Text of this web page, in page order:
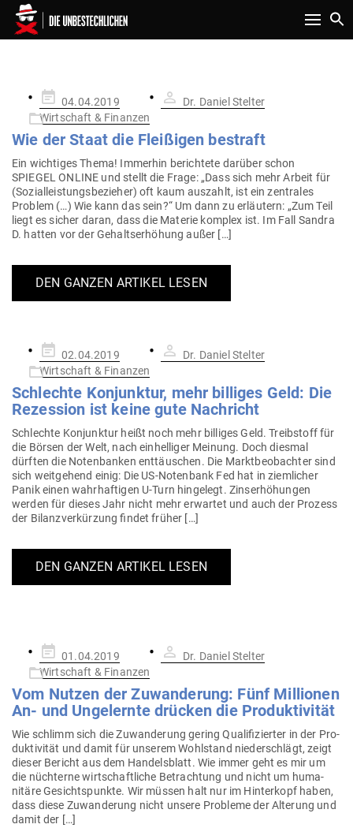
Toggle
SCHLAGWORT:
Gepostet
am
04.04.2019
Dr. Daniel Stelter
Wirtschaft & Finanzen
Wie der Staat die Flei­ßigen bestraft
Ein wich­tiges Thema! Immerhin berichtete darüber schon
SPIEGEL ONLINE und stellt die Frage: „Dass sich mehr Arbeit für
(Sozi­al­leis­tungs­be­zieher) oft kaum aus­zahlt, ist ein zen­trales
Problem (…) Wie kann das sein?“ Um dann zu erläutern: „Zum Teil
liegt es sicher daran, dass die Materie komplex ist. Im Fall Sandra
D. hatten vor der Gehalts­er­höhung außer […]
DEN GANZEN ARTIKEL LESEN
Gepostet
am
02.04.2019
Dr. Daniel Stelter
Wirtschaft & Finanzen
Schlechte Kon­junktur, mehr bil­liges Geld: Die
Rezession ist keine gute Nachricht
Schlechte Kon­junktur heißt noch mehr bil­liges Geld. Treib­stoff für
die Börsen der Welt, nach ein­hel­liger Meinung. Doch diesmal
dürften die Noten­banken ent­täu­schen. Die Markt­be­ob­achter sind
sich weit­gehend einig: Die US-Notenbank Fed hat in ziem­licher
Panik einen wahr­haf­tigen U‑Turn hin­gelegt. Zins­er­hö­hungen
werden für dieses Jahr nicht mehr erwartet und auch der Prozess
der Bilanz­ver­kürzung findet früher […]
DEN GANZEN ARTIKEL LESEN
Gepostet
am
01.04.2019
Dr. Daniel Stelter
Wirtschaft & Finanzen
Vom Nutzen der Zuwan­derung: Fünf Mil­lionen
An- und Unge­lernte drücken die Produktivität
Wie schlimm sich die Zuwan­derung gering Qua­li­fi­zierter in der Pro­
duk­ti­vität und damit für unserem Wohl­stand nie­der­schlägt, zeigt
dieser Bericht aus dem Han­dels­blatt. Wie immer geht es mir um
die nüch­terne wirt­schaft­liche Betrachtung und nicht um huma­
nitäre Gesichts­punkte. Wir müssen halt nur im Hin­terkopf haben,
dass diese Zuwan­derung nicht unsere Pro­bleme der Alterung und
damit der […]